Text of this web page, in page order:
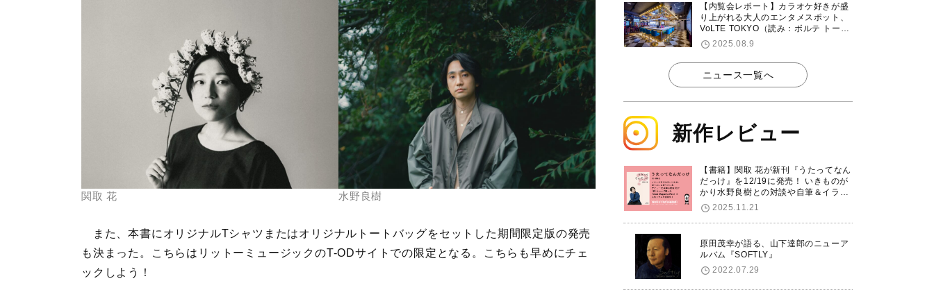
関取 花 水野良樹
また、本書にオリジナルTシャツまたはオリジナルトートバッグをセットした期間限定版の発売
も決まった。こちらはリットーミュージックのT-ODサイトでの限定となる。こちらも早めにチェ
ックしよう！
【内覧会レポート】カラオケ好きが盛
り上がれる大人のエンタメスポット、
VoLTE TOKYO（読み：ボルテ トーキ
ョー）が東京・品川に8/8グランドオ
ープン！
2025.08.9
ニュース一覧へ
新作レビュー
【書籍】関取 花が新刊『うたってなん
だっけ』を12/19に発売！ いきものが
かり水野良樹との対談や自筆＆イラス
トで綴る自分史も掲載。さらに自身の
誕生日12/18に渋谷で出版記念イベン
トを開催！
2025.11.21
原田茂幸が語る、山下達郎のニューア
ルバム『SOFTLY』
2022.07.29